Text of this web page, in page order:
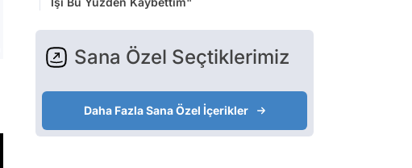
Sana Özel Seçtiklerimiz
Daha Fazla Sana Özel İçerikler